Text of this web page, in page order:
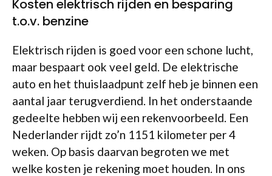
Kosten elektrisch rijden en besparing
t.o.v. benzine
Elektrisch rijden is goed voor een schone lucht,
maar bespaart ook veel geld. De elektrische
auto en het thuislaadpunt zelf heb je binnen een
aantal jaar terugverdiend. In het onderstaande
gedeelte hebben wij een rekenvoorbeeld. Een
Nederlander rijdt zo’n 1151 kilometer per 4
weken. Op basis daarvan begroten we met
welke kosten je rekening moet houden. In ons